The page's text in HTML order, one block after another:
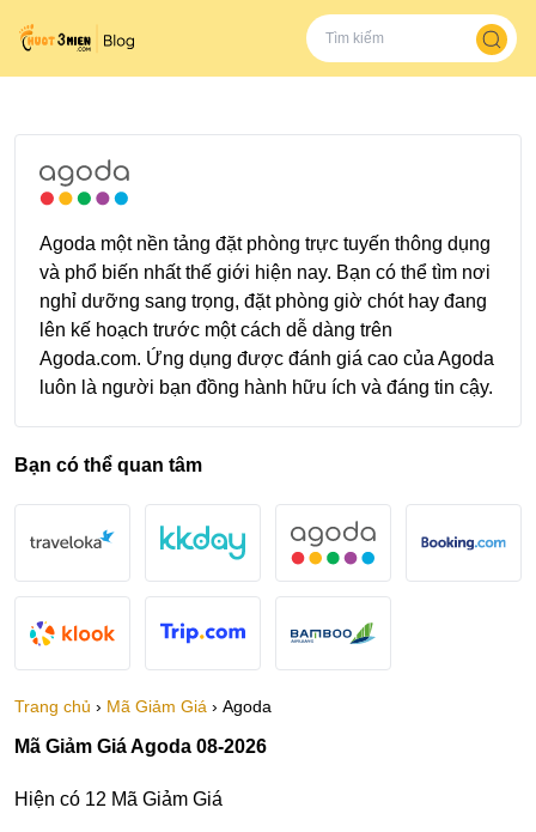
Agoda một nền tảng đặt phòng trực tuyến thông dụng
và phổ biến nhất thế giới hiện nay. Bạn có thể tìm nơi
nghỉ dưỡng sang trọng, đặt phòng giờ chót hay đang
lên kế hoạch trước một cách dễ dàng trên
Agoda.com. Ứng dụng được đánh giá cao của Agoda
luôn là người bạn đồng hành hữu ích và đáng tin cậy.
Bạn có thể quan tâm
Trang chủ › Mã Giảm Giá › Agoda
Mã Giảm Giá Agoda 08-2026
Hiện có 12 Mã Giảm Giá